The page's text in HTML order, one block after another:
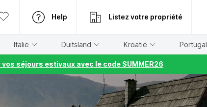
Help Listez votre propriété
Italië Duitsland Kroatië Portugal
séjours estivaux avec le code SUMMER26